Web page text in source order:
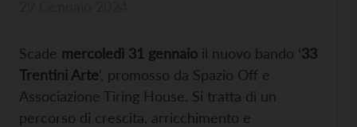
Scade mercoledì 31 gennaio il nuovo bando ‘33
Trentini Arte‘, promosso da Spazio Off e
Associazione Tiring House. Si tratta di un
percorso di crescita, arricchimento e